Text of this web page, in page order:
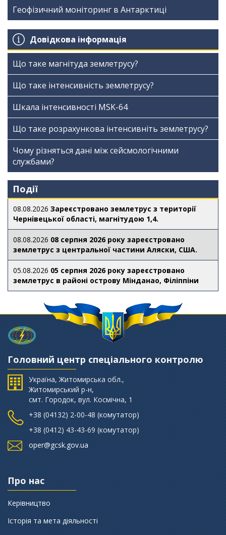
Геофізичний моніторинг в Антарктиці
Довідкова інформація
Що таке магнітуда землетрусу?
Що таке інтенсивність землетрусу?
Шкала інтенсивності МSK-64
Що таке розрахункова інтенсивніть землетрусу?
Чому різняться дані між сейсмологічними
службами?
Події
08.08.2026 Зареєстровано землетрус з території
Чернівецької області, магнітудою 1,4.
08.08.2026 08 серпня 2026 року зареєстровано
землетрус з центральної частини Аляски, США.
05.08.2026 05 серпня 2026 року зареєстровано
землетрус в районі острову Мінданао, Філіппіни
Головний центр спеціального контролю
Україна, Житомирська обл.,
Житомирський р-н,
смт. Городок, вул. Космічна, 1
+38 (‎04132) 2-00-48 (комутатор)
+38 (0412) 43-43-69 (комутатор)
oper@gcsk.gov.ua
Про нас
Керівництво
Історія та мета діяльності